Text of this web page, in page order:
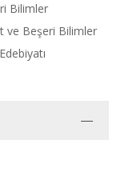
Bilimler
ve Beşeri Bilimler